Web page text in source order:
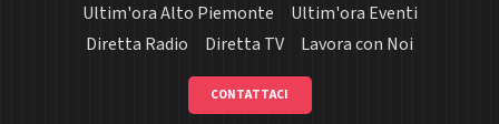
Ultim'ora Alto Piemonte
Ultim'ora Eventi
Diretta Radio
Diretta TV Lavora con Noi
CONTATTACI